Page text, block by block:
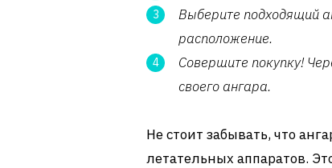
Выберите подходящий
расположение.
Совершите покупку!
своего ангара.
Не стоит забывать, что
летательных аппаратов.